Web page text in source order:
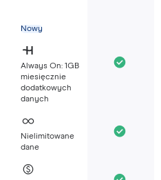
Nowy
Always On: 1GB
miesięcznie
dodatkowych
danych
Nielimitowane
dane